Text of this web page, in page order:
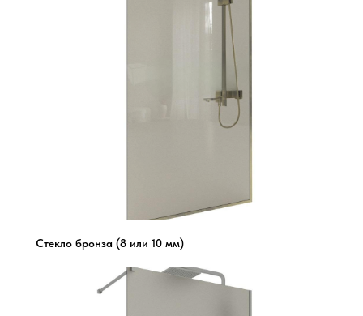
Стекло бронза (8 или 10 мм)